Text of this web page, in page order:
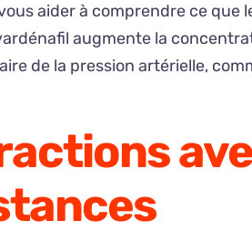
aider à comprendre ce que
augmente la
de la pression artérielle,